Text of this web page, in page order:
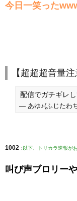
今日一笑った
【超超超音量
配信でガチギレ
— あゆ♪(ふじたわ
1002 : 以下、トリカラ速報が
叫び声ブロリー